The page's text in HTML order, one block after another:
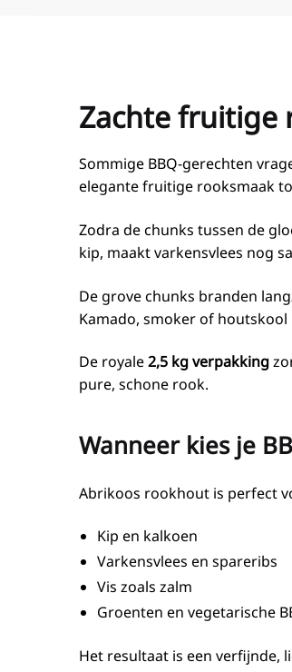
Zachte fruitige
Sommige BBQ-gerechten
elegante fruitige rooksmaak
Zodra de chunks tussen de
kip, maakt varkensvlees nog
De grove chunks branden
Kamado, smoker of
De royale2,5 kg verpakking
pure, schone rook.
Wanneer kies je
Abrikoos rookhout is perfect
Kip en kalkoen
Varkensvlees en spareribs
Vis zoals zalm
Groenten en vegetarische
Het resultaat is een verfijnde,